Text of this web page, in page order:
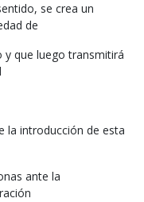
se crea un
de
que luego transmitirá
la introducción de esta
ante la